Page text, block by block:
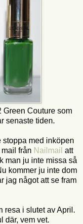
Green Couture som
senaste tiden.
stoppa med inköpen
från Nailmail att
man ju inte missa så
kommer ju inte dom
jag något att se fram
resa i slutet av April.
där, vem vet.